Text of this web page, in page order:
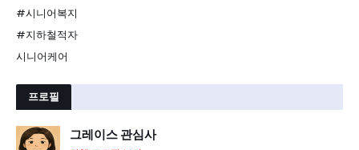
#시니어복지
#지하철적자
시니어케어
프로필
그레이스 관심사